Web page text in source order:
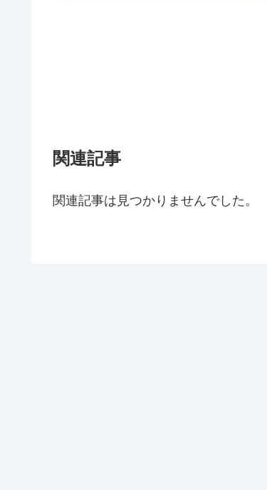
関連記事
関連記事は見つかりませんでした。